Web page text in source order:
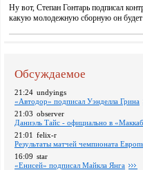
Ну вот, Степан Гонтарь подписал
какую молодежную сборную он будет
Обсуждаемое
21:24 undyings
«Автодор» подписал Уэнделла Грина
21:03 observer
Даниэль Тайс - официально в
21:01 felix-r
Pезультаты матчей чемпионата
16:09 star
«Енисей» подписал Майкла Янга